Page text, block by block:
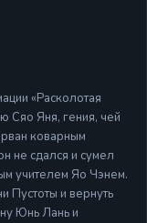
«Расколотая
Сяо Яня, гения, чей
коварным
не сдался и сумел
учителем Яо Чэнем.
Пустоты и вернуть
Юнь Лань и